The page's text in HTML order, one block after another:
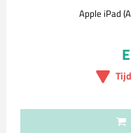
Apple iPad